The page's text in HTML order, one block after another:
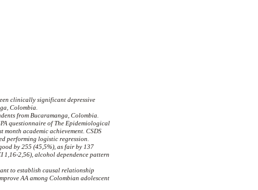
clinically significant depressive
Colombia.
from Bucaramanga, Colombia.
questionnaire of The Epidemiological
academic achievement. CSDS
performing logistic regression.
by 255 (45,5%), as fair by 137
1,16-2,56), alcohol dependence pattern
to establish causal relationship
AA among Colombian adolescent